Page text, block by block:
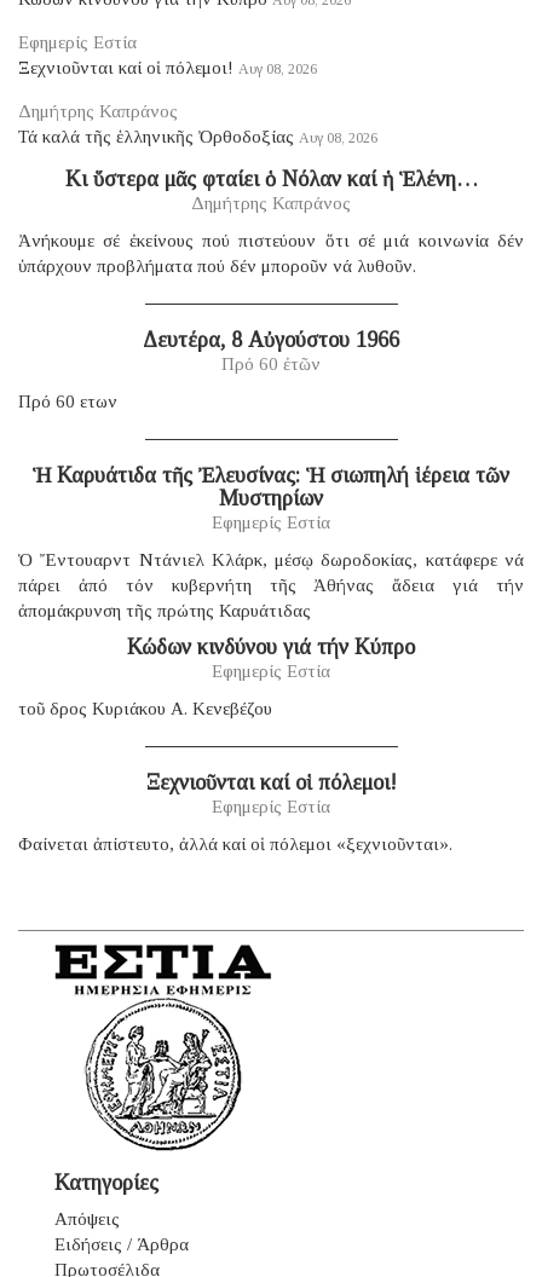
Εφημερίς Εστία
Ξεχνιοῦνται καί οἱ πόλεμοι! Αυγ 08, 2026
Δημήτρης Καπράνος
Τά καλά τῆς ἑλληνικῆς Ὀρθοδοξίας Αυγ 08, 2026
Κι ὕστερα μᾶς φταίει ὁ Νόλαν καί ἡ Ἑλένη…
Δημήτρης Καπράνος
Ἀνήκουμε σέ ἐκείνους πού πιστεύουν ὅτι σέ μιά κοινωνία δέν
ὑπάρχουν προβλήματα πού δέν μποροῦν νά λυθοῦν.
Δευτέρα, 8 Αὐγούστου 1966
Πρό 60 ἐτῶν
Πρό 60 ετων
Ἡ Καρυάτιδα τῆς Ἐλευσίνας: Ἡ σιωπηλή ἱέρεια τῶν
Μυστηρίων
Εφημερίς Εστία
Ὁ Ἔντουαρντ Ντάνιελ Κλάρκ, μέσῳ δωροδοκίας, κατάφερε νά
πάρει ἀπό τόν κυβερνήτη τῆς Ἀθήνας ἄδεια γιά τήν
ἀπομάκρυνση τῆς πρώτης Καρυάτιδας
Κώδων κινδύνου γιά τήν Κύπρο
Εφημερίς Εστία
τοῦ δρος Κυριάκου Α. Κενεβέζου
Ξεχνιοῦνται καί οἱ πόλεμοι!
Εφημερίς Εστία
Φαίνεται ἀπίστευτο, ἀλλά καί οἱ πόλεμοι «ξεχνιοῦνται».
Κατηγορίες
Απόψεις
Ειδήσεις / Άρθρα
Πρωτοσέλιδα